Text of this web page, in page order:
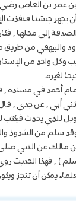
بن عمر بن العاص رضي
أن يجهز جيشنا فنفذت
إلى محلها , فكان
والبيهقي من
وكل واحد من
لغيره.
أحمد في مسنده ,
أبي , عن جدي ,
للذي يحدث
سلم من الشذوذ
مالك عن النبي
) , فهذا الحديث
يمكن أن تنجز